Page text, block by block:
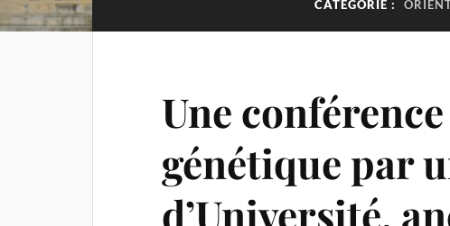
CATÉGORIE :
Une
génétique par
d’Université,